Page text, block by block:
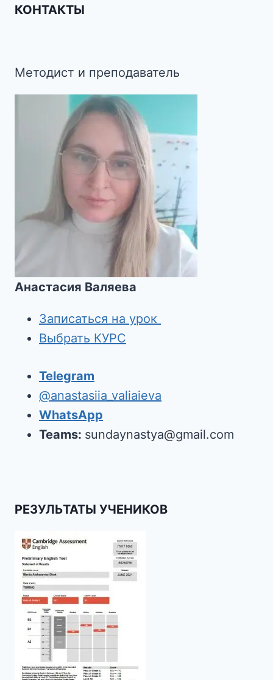
КОНТАКТЫ
Методист и преподаватель
Анастасия Валяева
Записаться на урок
Выбрать КУРС
Telegram
@anastasiia_valiaieva
WhatsApp
Teams: sundaynastya@gmail.com
РЕЗУЛЬТАТЫ УЧЕНИКОВ